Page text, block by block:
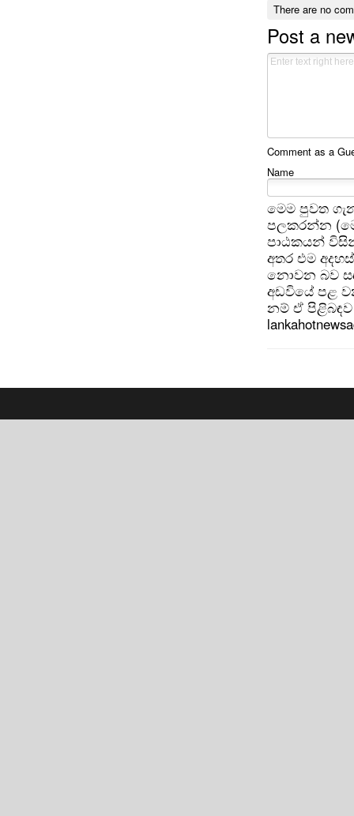
There are no
Post a
Comment as a
Name
මෙම පුවත
පලකරන්න
පාඨකයන්
අතර එම
නොවන බව
අඩවියේ පළ
නම් ඒ පිළිබඳව